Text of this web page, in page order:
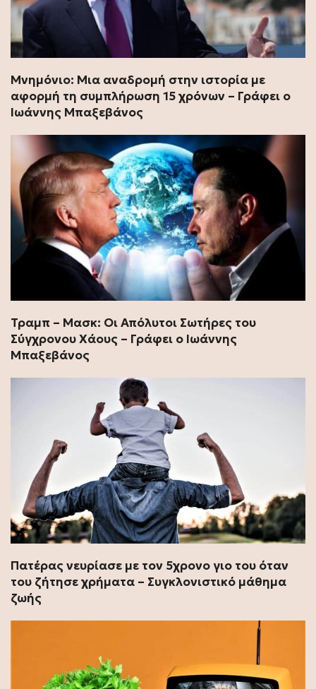
Μνημόνιο: Μια αναδρομή στην ιστορία με
αφορμή τη συμπλήρωση 15 χρόνων – Γράφει ο
Ιωάννης Μπαξεβάνος
Τραμπ – Μασκ: Οι Απόλυτοι Σωτήρες του
Σύγχρονου Χάους – Γράφει ο Ιωάννης
Μπαξεβάνος
Πατέρας νευρίασε με τον 5χρονο γιο του όταν
του ζήτησε χρήματα – Συγκλονιστικό μάθημα
ζωής